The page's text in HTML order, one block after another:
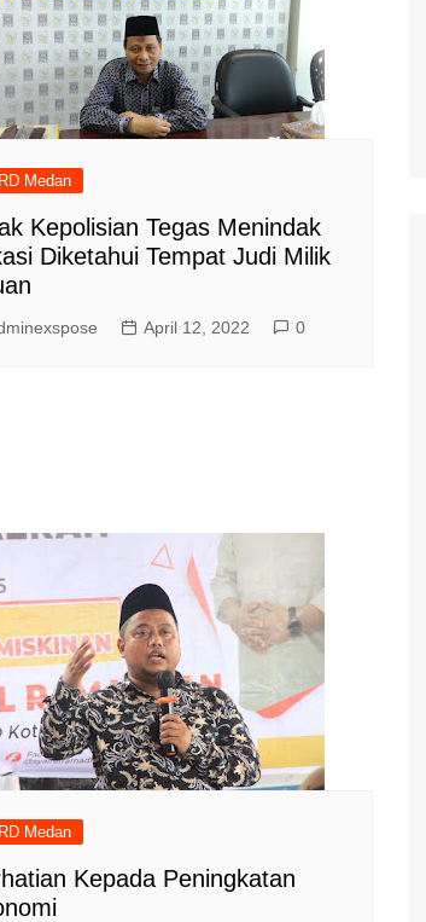
Medan
Kepolisian Tegas Menindak
Diketahui Tempat Judi Milik
April 12, 2022 0
Medan
Kepada Peningkatan